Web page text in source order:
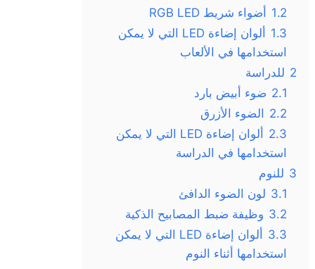
1.2
أضواء شريط RGB LED
1.3
ألوان إضاءة LED التي لا يمكن
استخدامها في الألعاب
2 للدراسة
2.1 ضوء أبيض بارد
2.2
الضوء الأزرق
2.3
ألوان إضاءة LED التي لا يمكن
استخدامها في الدراسة
3 للنوم
3.1 لون الضوء الدافئ
3.2 وظيفة ضبط المصابيح الذكية
3.3
ألوان إضاءة LED التي لا يمكن
استخدامها أثناء النوم